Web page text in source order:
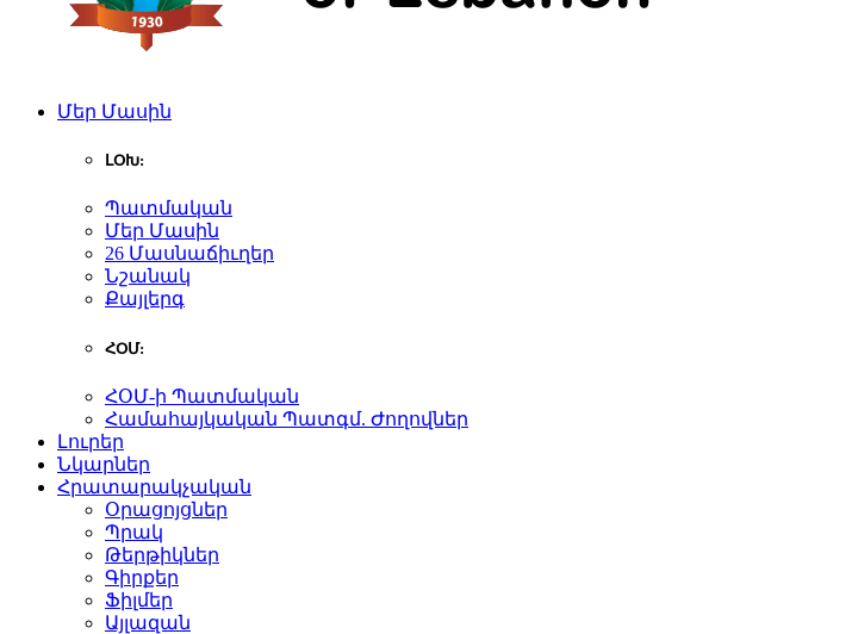
Մեր Մասին
ԼՕԽ:
Պատմական
Մեր Մասին
26 Մասնաճիւղեր
Նշանակ
Քայլերգ
ՀՕՄ:
ՀՕՄ-ի Պատմական
Համահայկական Պատգմ. Ժողովներ
Լուրեր
Նկարներ
Հրատարակչական
Օրացոյցներ
Պրակ
Թերթիկներ
Գիրքեր
Ֆիլմեր
Այլազան